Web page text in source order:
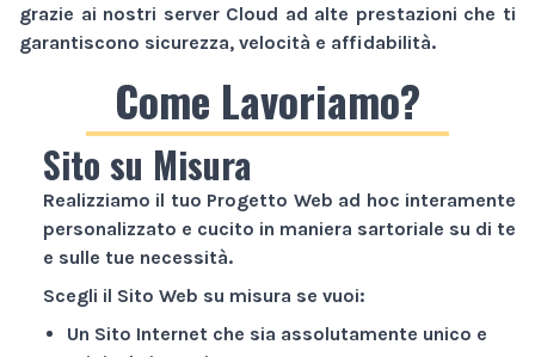
grazie ai nostri server Cloud ad alte prestazioni che ti
garantiscono sicurezza, velocità e affidabilità.
Come Lavoriamo?
Sito su Misura
Realizziamo il tuo Progetto Web ad hoc interamente
personalizzato e cucito in maniera sartoriale su di te
e sulle tue necessità.
Scegli il Sito Web su misura se vuoi:
Un Sito Internet che sia assolutamente unico e